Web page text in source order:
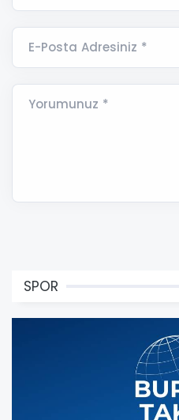
E-Posta Adresiniz *
Yorumunuz *
SPOR